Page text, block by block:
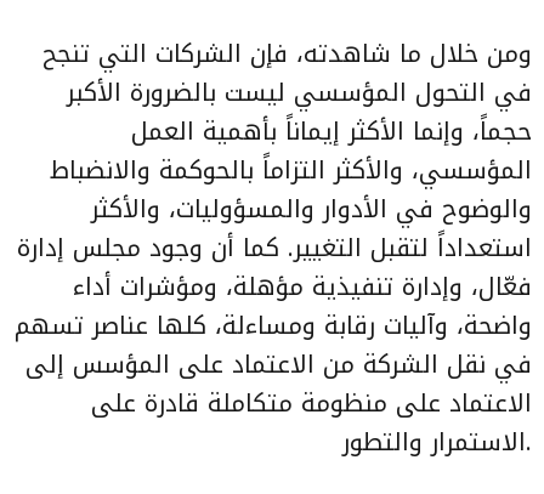
ومن خلال ما شاهدته، فإن الشركات التي تنجح
في التحول المؤسسي ليست بالضرورة الأكبر
حجماً، وإنما الأكثر إيماناً بأهمية العمل
المؤسسي، والأكثر التزاماً بالحوكمة والانضباط
والوضوح في الأدوار والمسؤوليات، والأكثر
استعداداً لتقبل التغيير. كما أن وجود مجلس إدارة
فعّال، وإدارة تنفيذية مؤهلة، ومؤشرات أداء
واضحة، وآليات رقابة ومساءلة، كلها عناصر تسهم
في نقل الشركة من الاعتماد على المؤسس إلى
الاعتماد على منظومة متكاملة قادرة على
الاستمرار والتطور.